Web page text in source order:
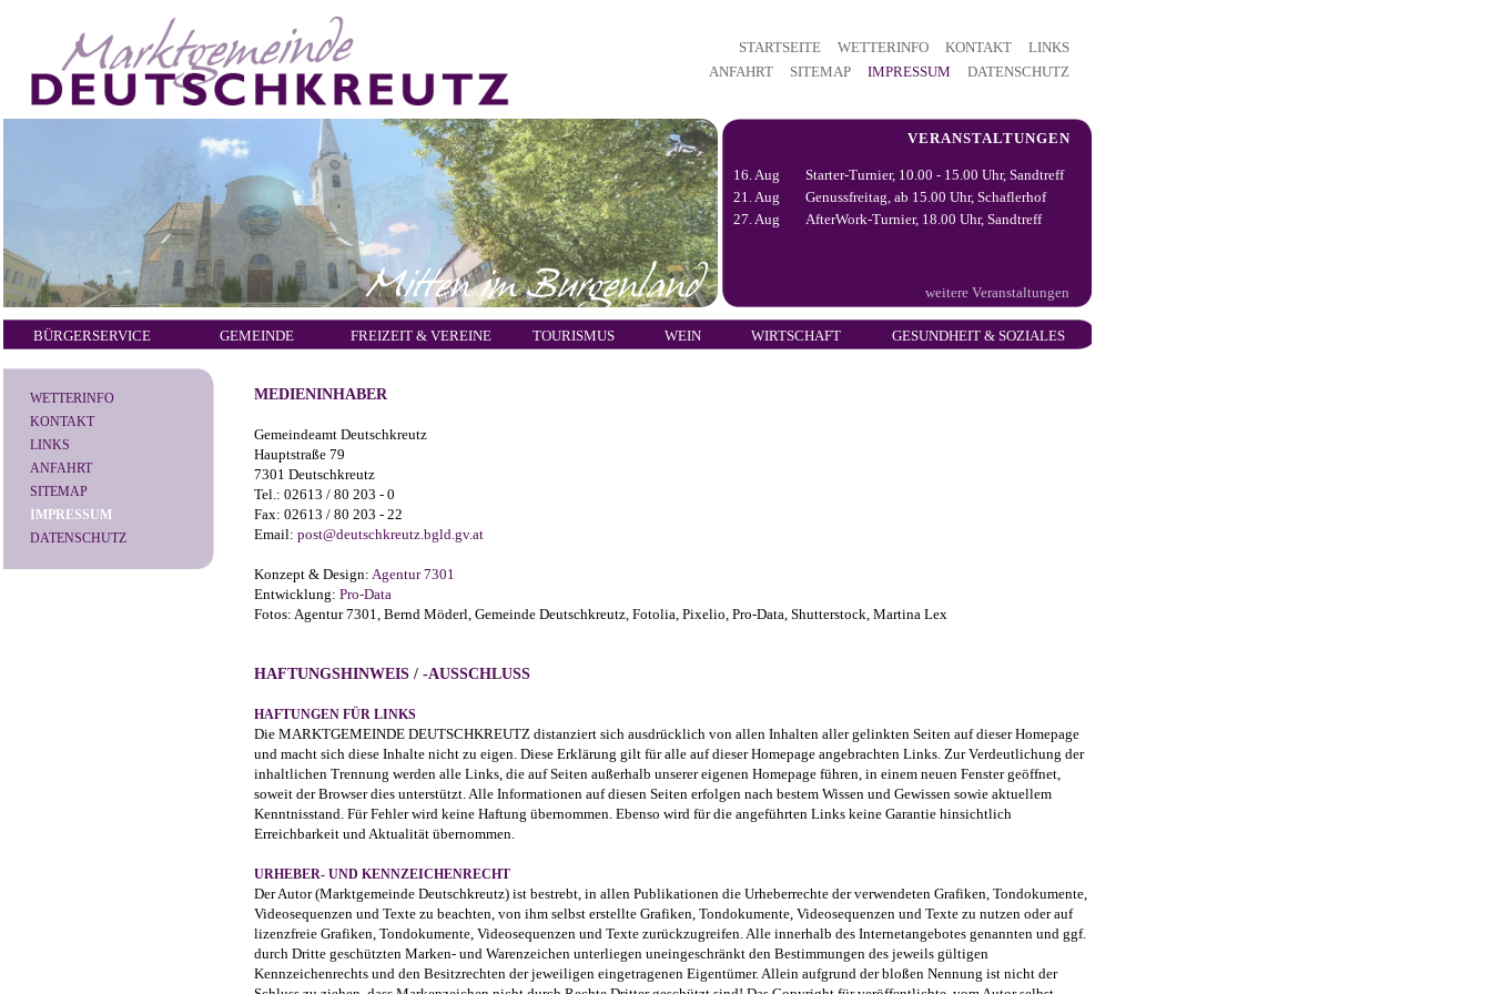
STARTSEITE WETTERINFO KONTAKT
LINKS
ANFAHRT
SITEMAP IMPRESSUM DATENSCHUTZ
VERANSTALTUNGEN
16. Aug
Starter-Turnier, 10.00 - 15.00 Uhr, Sandtreff
21. Aug
Genussfreitag, ab 15.00 Uhr, Schaflerhof
27. Aug
AfterWork-Turnier, 18.00 Uhr, Sandtreff
weitere Veranstaltungen
BÜRGERSERVICE GEMEINDE FREIZEIT & VEREINE TOURISMUS WEIN WIRTSCHAFT GESUNDHEIT & SOZIALES
WETTERINFO
KONTAKT
LINKS
ANFAHRT
SITEMAP
IMPRESSUM
DATENSCHUTZ
MEDIENINHABER
Gemeindeamt Deutschkreutz
Hauptstraße 79
7301 Deutschkreutz
Tel.: 02613 / 80 203 - 0
Fax: 02613 / 80 203 - 22
Email: post@deutschkreutz.bgld.gv.at
Konzept & Design: Agentur 7301
Entwicklung: Pro-Data
Fotos: Agentur 7301, Bernd Möderl, Gemeinde Deutschkreutz, Fotolia, Pixelio, Pro-Data, Shutterstock, Martina Lex
HAFTUNGSHINWEIS / -AUSSCHLUSS
HAFTUNGEN FÜR LINKS
Die MARKTGEMEINDE DEUTSCHKREUTZ distanziert sich ausdrücklich von allen Inhalten aller gelinkten Seiten auf dieser Homepage
und macht sich diese Inhalte nicht zu eigen. Diese Erklärung gilt für alle auf dieser Homepage angebrachten Links. Zur Verdeutlichung der
inhaltlichen Trennung werden alle Links, die auf Seiten außerhalb unserer eigenen Homepage führen, in einem neuen Fenster geöffnet,
soweit der Browser dies unterstützt. Alle Informationen auf diesen Seiten erfolgen nach bestem Wissen und Gewissen sowie aktuellem
Kenntnisstand. Für Fehler wird keine Haftung übernommen. Ebenso wird für die angeführten Links keine Garantie hinsichtlich
Erreichbarkeit und Aktualität übernommen.
URHEBER- UND KENNZEICHENRECHT
Der Autor (Marktgemeinde Deutschkreutz) ist bestrebt, in allen Publikationen die Urheberrechte der verwendeten Grafiken, Tondokumente,
Videosequenzen und Texte zu beachten, von ihm selbst erstellte Grafiken, Tondokumente, Videosequenzen und Texte zu nutzen oder auf
lizenzfreie Grafiken, Tondokumente, Videosequenzen und Texte zurückzugreifen. Alle innerhalb des Internetangebotes genannten und ggf.
durch Dritte geschützten Marken- und Warenzeichen unterliegen uneingeschränkt den Bestimmungen des jeweils gültigen
Kennzeichenrechts und den Besitzrechten der jeweiligen eingetragenen Eigentümer. Allein aufgrund der bloßen Nennung ist nicht der